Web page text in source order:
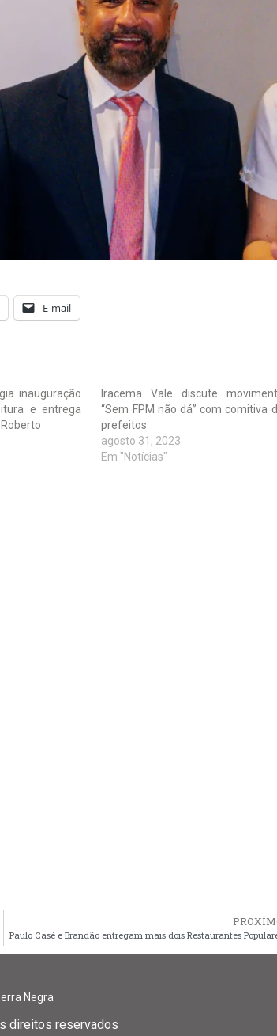
E-mail
inauguração
e entrega
Iracema Vale discute
“Sem FPM não dá” com comitiva
prefeitos
agosto 31, 2023
Em "Notícias"
Paulo Casé e Brandão entregam mais dois Restaurantes
Negra
direitos reservados